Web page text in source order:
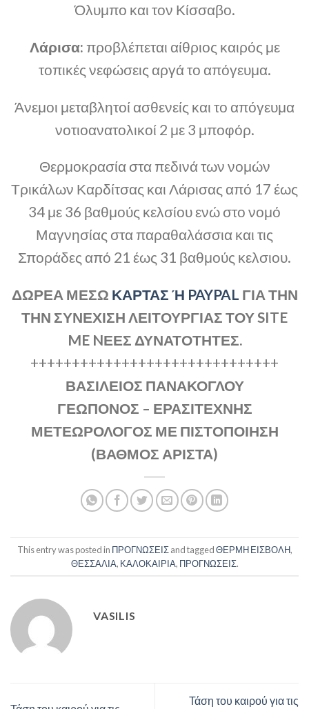
Όλυμπο και τον Κίσσαβο.
Λάρισα: προβλέπεται αίθριος καιρός με
τοπικές νεφώσεις αργά το απόγευμα.
Άνεμοι μεταβλητοί ασθενείς και το απόγευμα
νοτιοανατολικοί 2 με 3 μποφόρ.
Θερμοκρασία στα πεδινά των νομών
Τρικάλων Καρδίτσας και Λάρισας από 17 έως
34 με 36 βαθμούς κελσίου ενώ στο νομό
Μαγνησίας στα παραθαλάσσια και τις
Σποράδες από 21 έως 31 βαθμούς κελσιου.
ΔΩΡΕΑ ΜΕΣΩ ΚΑΡΤΑΣ Ή PAYPAL ΓΙΑ ΤΗΝ
ΤΗΝ ΣΥΝΕΧΙΣΗ ΛΕΙΤΟΥΡΓΙΑΣ ΤΟΥ SITE
ME NΕΕΣ ΔΥΝΑΤΟΤΗΤΕΣ.
++++++++++++++++++++++++++++++
ΒΑΣΙΛΕΙΟΣ ΠΑΝΑΚΟΓΛΟΥ
ΓΕΩΠΟΝΟΣ – ΕΡΑΣΙΤΕΧΝΗΣ
ΜΕΤΕΩΡΟΛΟΓΟΣ ΜΕ ΠΙΣΤΟΠΟΙΗΣΗ
(ΒΑΘΜΟΣ ΑΡΙΣΤΑ)
This entry was posted in ΠΡΟΓΝΩΣΕΙΣand taggedΘΕΡΜΗ ΕΙΣΒΟΛΗ,
ΘΕΣΣΑΛΙΑ, ΚΑΛΟΚΑΙΡΙΑ, ΠΡΟΓΝΩΣΕΙΣ.
VASILIS
Τάση του καιρού για τις